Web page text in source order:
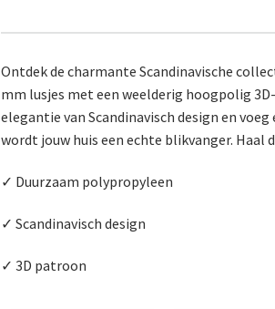
Ontdek de charmante Scandinavische
mm lusjes met een weelderig hoogpolig
elegantie van Scandinavisch design en
wordt jouw huis een echte blikvanger.
✓ Duurzaam polypropyleen
✓ Scandinavisch design
✓ 3D patroon